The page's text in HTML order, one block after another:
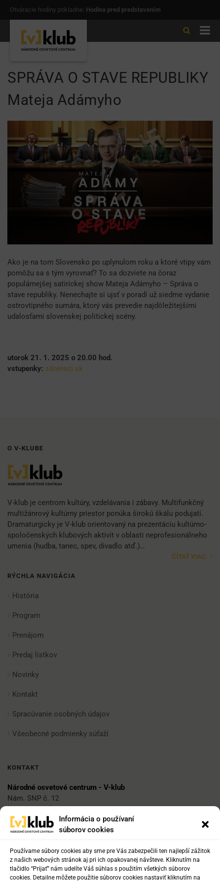
Informácia o používaní
súborov cookies
Používame súbory cookies aby sme pre Vás zabezpečili ten najlepší zážitok
z našich webových stránok aj pri ich opakovanej návšteve. Kliknutím na
tlačidlo “Prijať” nám udelíte Váš súhlas s použitím všetkých súborov
cookies. Detailne môžete použitie súborov cookies nastaviť kliknutím na
Otváracie hodiny pokladne: Hodina pred predstavením
SPRÁVA O STAVE REPUBLIKY
Mateja Adámyho
Ako je na tom Slovensko po uplynulom roku a ktoré vtipy vám
pomôžu sa s tým vyrovnať? To sa dozviete na čoraz
populárnejšej satirickej show Mateja Adámyho – Správa o
stave republiky. Nenechajte si ujsť v poradí už siedme vydanie
ostrovtipného sumára, ktorý vás prevedie najdôležitejšími
udalosťami slovenskej politickej scény.
utorok 21. 1. 2025 o 20.00 hod.
vstupenky: silnereci.sk
O V-KLUBE
V-klub je centrom kultúry, vzdelávania i zábavy. Multifunkčný
multižánrový kultúrny priestor ponúka širokú škálu podujatí.
Dramaturgicky je V-klub orientovaný na prezentáciu kultúrno-
spoločenských klubových aktivít v oblasti neprofesionálneho
umenia (hudba, tanec, spev, divadlo atď.)…
ČÍTAŤ VIAC
RÝCHLA NAVIGÁCIA
História
Program
Prenájom
Predaj lístkov
Novinky
Kontakt
Spracúvanie osobných údajov
Všeobecné podmienky súťaží
KONTAKT
Národné osvetové centrum - V-klub
Nám. SNP č. 12
812 34 Bratislava 1
vklub@nocka.sk